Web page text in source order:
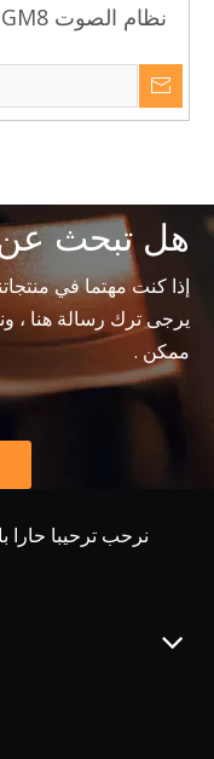
هل تبحث عن
إذا كنت مهتما في
يرجى ترك رسالة هنا
ممكن .
نرحب ترحيبا حارا